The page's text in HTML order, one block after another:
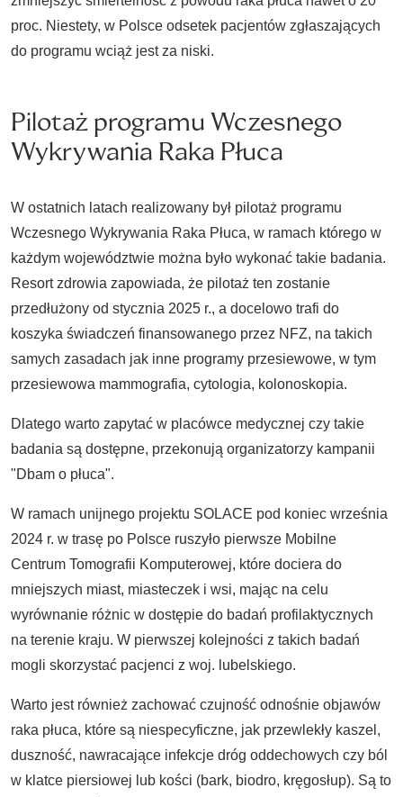
proc. Niestety, w Polsce odsetek pacjentów zgłaszających
do programu wciąż jest za niski.
Pilotaż programu Wczesnego
Wykrywania Raka Płuca
W ostatnich latach realizowany był pilotaż programu
Wczesnego Wykrywania Raka Płuca, w ramach którego w
każdym województwie można było wykonać takie badania.
Resort zdrowia zapowiada, że pilotaż ten zostanie
przedłużony od stycznia 2025 r., a docelowo trafi do
koszyka świadczeń finansowanego przez NFZ, na takich
samych zasadach jak inne programy przesiewowe, w tym
przesiewowa mammografia, cytologia, kolonoskopia.
Dlatego warto zapytać w placówce medycznej czy takie
badania są dostępne, przekonują organizatorzy kampanii
"Dbam o płuca".
W ramach unijnego projektu SOLACE pod koniec września
2024 r. w trasę po Polsce ruszyło pierwsze Mobilne
Centrum Tomografii Komputerowej, które dociera do
mniejszych miast, miasteczek i wsi, mając na celu
wyrównanie różnic w dostępie do badań profilaktycznych
na terenie kraju. W pierwszej kolejności z takich badań
mogli skorzystać pacjenci z woj. lubelskiego.
Warto jest również zachować czujność odnośnie objawów
raka płuca, które są niespecyficzne, jak przewlekły kaszel,
duszność, nawracające infekcje dróg oddechowych czy ból
w klatce piersiowej lub kości (bark, biodro, kręgosłup). Są to